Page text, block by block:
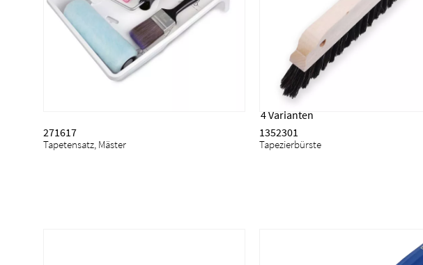
Tapetensatz, Mäster
271617
Tapezierbürste
1352301
4 Varianten